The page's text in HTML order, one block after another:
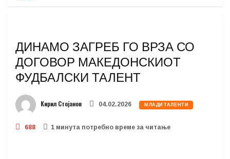
ДИНАМО ЗАГРЕБ ГО ВРЗА СО
ДОГОВОР МАКЕДОНСКИОТ
ФУДБАЛСКИ ТАЛЕНТ
Кирил Стојанов 04.02.2026 МЛАДИ ТАЛЕНТИ
688 1 минутa потребно време за читање